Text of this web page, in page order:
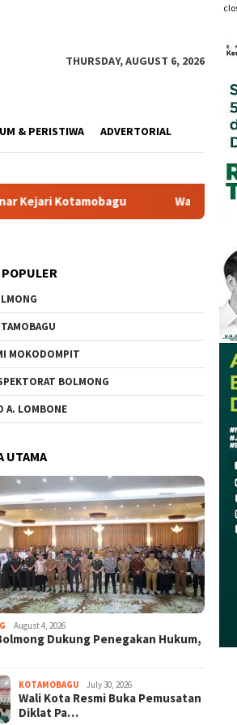
THURSDAY, AUGUST 6, 2026
& PERISTIWA ADVERTORIAL
Wali Kota Resmi Buka
MOKODOMPIT
BOLMONG
A. LOMBONE
UTAMA
August 4, 2026
Dukung Penegakan Hukum,
KOTAMOBAGU July 30, 2026
Wali Kota Resmi Buka Pemusatan
Diklat Pa…